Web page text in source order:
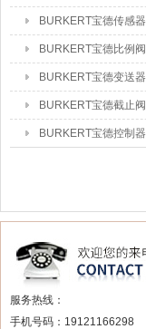
BURKERT宝德传感器
BURKERT宝德比例阀
BURKERT宝德变送器
BURKERT宝德截止阀
BURKERT宝德控制器
服务热线：
手机号码：19121166298